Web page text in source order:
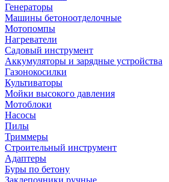
Генераторы
Машины бетоноотделочные
Мотопомпы
Нагреватели
Садовый инструмент
Аккумуляторы и зарядные устройства
Газонокосилки
Культиваторы
Мойки высокого давления
Мотоблоки
Насосы
Пилы
Триммеры
Строительный инструмент
Адаптеры
Буры по бетону
Заклепочники ручные